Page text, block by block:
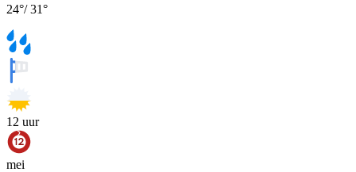
24°/31°
12 uur
mei